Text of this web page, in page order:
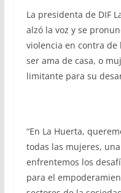
La presidenta de DIF
alzó la voz y se
violencia en contra
ser ama de casa, o
limitante para su
“En La Huerta,
todas las mujeres,
enfrentemos los
para el